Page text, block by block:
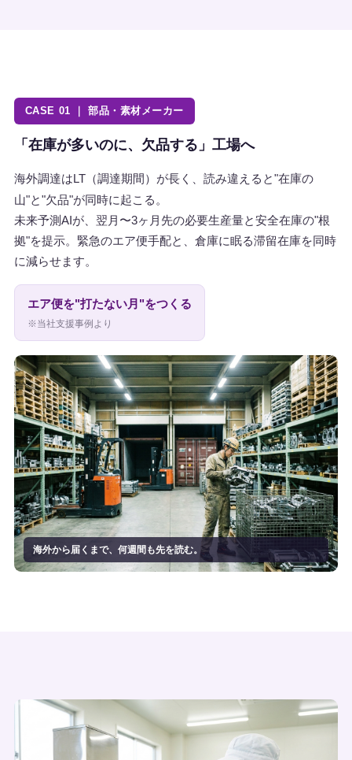
CASE 01 ｜ 部品・素材メーカー
「在庫が多いのに、欠品する」工場へ
海外調達はLT（調達期間）が長く、読み違えると"在庫の
山"と"欠品"が同時に起こる。
未来予測AIが、翌月〜3ヶ月先の必要生産量と安全在庫の"根
拠"を提示。緊急のエア便手配と、倉庫に眠る滞留在庫を同時
に減らせます。
エア便を"打たない月"をつくる
※当社支援事例より
海外から届くまで、何週間も先を読む。